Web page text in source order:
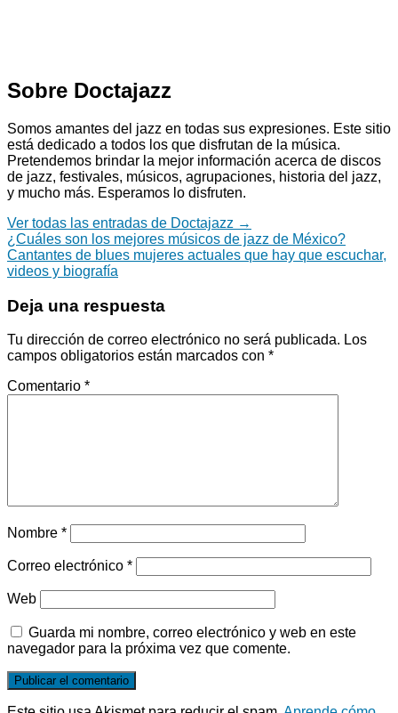
Sobre Doctajazz
Somos amantes del jazz en todas sus expresiones. Este sitio
está dedicado a todos los que disfrutan de la música.
Pretendemos brindar la mejor información acerca de discos
de jazz, festivales, músicos, agrupaciones, historia del jazz,
y mucho más. Esperamos lo disfruten.
Ver todas las entradas de Doctajazz →
Navegación
de
¿Cuáles son los mejores músicos de jazz de México?
Cantantes de blues mujeres actuales que hay que escuchar,
videos y biografía
Deja una respuesta
Tu dirección de correo electrónico no será publicada. Los
campos obligatorios están marcados con *
Comentario *
Nombre *
Correo electrónico *
Web
Guarda mi nombre, correo electrónico y web en este
navegador para la próxima vez que comente.